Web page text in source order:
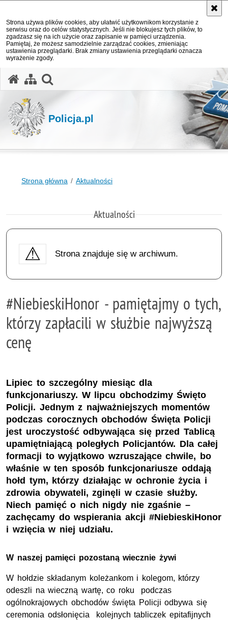
Strona używa plików cookies, aby ułatwić użytkownikom korzystanie z
serwisu oraz do celów statystycznych. Jeśli nie blokujesz tych plików, to
zgadzasz się na ich użycie oraz zapisanie w pamięci urządzenia.
Pamiętaj, że możesz samodzielnie zarządzać cookies, zmieniając
ustawienia przeglądarki. Brak zmiany ustawienia przeglądarki oznacza
wyrażenie zgody.
Policja.pl
Strona główna Aktualności
Aktualności
Strona znajduje się w archiwum.
#NiebieskiHonor - pamiętajmy o tych,
którzy zapłacili w służbie najwyższą
cenę
Lipiec to szczególny miesiąc dla
funkcjonariuszy. W lipcu obchodzimy Święto
Policji. Jednym z najważniejszych momentów
podczas corocznych obchodów Święta Policji
jest uroczystość odbywająca się przed Tablicą
upamiętniającą poległych Policjantów. Dla całej
formacji to wyjątkowo wzruszające chwile, bo
właśnie w ten sposób funkcjonariusze oddają
hołd tym, którzy działając w ochronie życia i
zdrowia obywateli, zginęli w czasie służby.
Niech pamięć o nich nigdy nie zgaśnie –
zachęcamy do wspierania akcji #NiebieskiHonor
i wzięcia w niej udziału.
W naszej pamięci pozostaną wiecznie żywi
W hołdzie składanym koleżankom i kolegom, którzy
odeszli na wieczną wartę, co roku podczas
ogólnokrajowych obchodów święta Policji odbywa się
ceremonia odsłonięcia kolejnych tabliczek epitafijnych